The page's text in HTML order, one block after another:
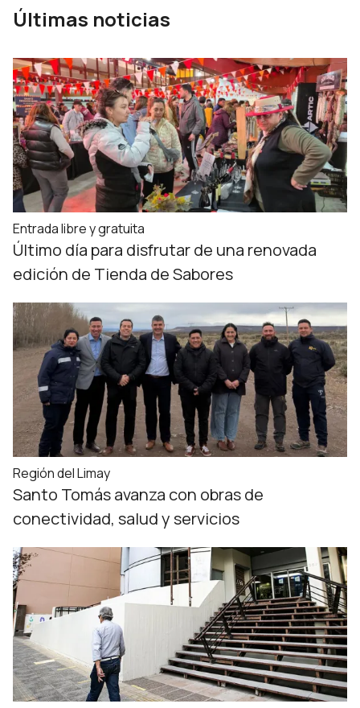
Últimas noticias
Entrada libre y gratuita
Último día para disfrutar de una renovada
edición de Tienda de Sabores
Región del Limay
Santo Tomás avanza con obras de
conectividad, salud y servicios